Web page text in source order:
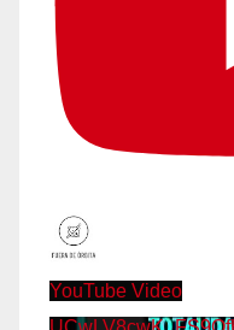
YouTube Video